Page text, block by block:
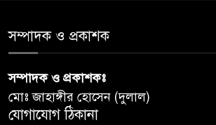
দিবস-২০২৬’।
৫
সম্পাদক ও প্রকাশক
সম্পাদক ও প্রকাশকঃ
মোঃ জাহাঙ্গীর হোসেন (দুলাল)
যোগাযোগ ঠিকানা